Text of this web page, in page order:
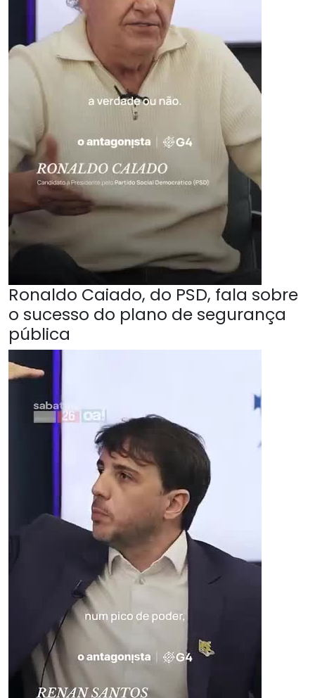
Ronaldo Caiado, do PSD, fala sobre
o sucesso do plano de segurança
pública